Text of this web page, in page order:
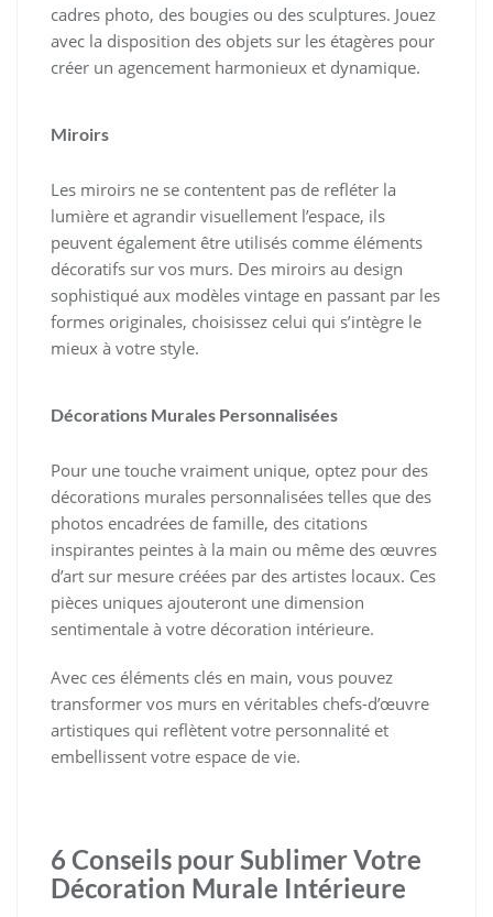
cadres photo, des bougies ou des sculptures. Jouez
avec la disposition des objets sur les étagères pour
créer un agencement harmonieux et dynamique.
Miroirs
Les miroirs ne se contentent pas de refléter la
lumière et agrandir visuellement l’espace, ils
peuvent également être utilisés comme éléments
décoratifs sur vos murs. Des miroirs au design
sophistiqué aux modèles vintage en passant par les
formes originales, choisissez celui qui s’intègre le
mieux à votre style.
Décorations Murales Personnalisées
Pour une touche vraiment unique, optez pour des
décorations murales personnalisées telles que des
photos encadrées de famille, des citations
inspirantes peintes à la main ou même des œuvres
d’art sur mesure créées par des artistes locaux. Ces
pièces uniques ajouteront une dimension
sentimentale à votre décoration intérieure.
Avec ces éléments clés en main, vous pouvez
transformer vos murs en véritables chefs-d’œuvre
artistiques qui reflètent votre personnalité et
embellissent votre espace de vie.
6 Conseils pour Sublimer Votre
Décoration Murale Intérieure